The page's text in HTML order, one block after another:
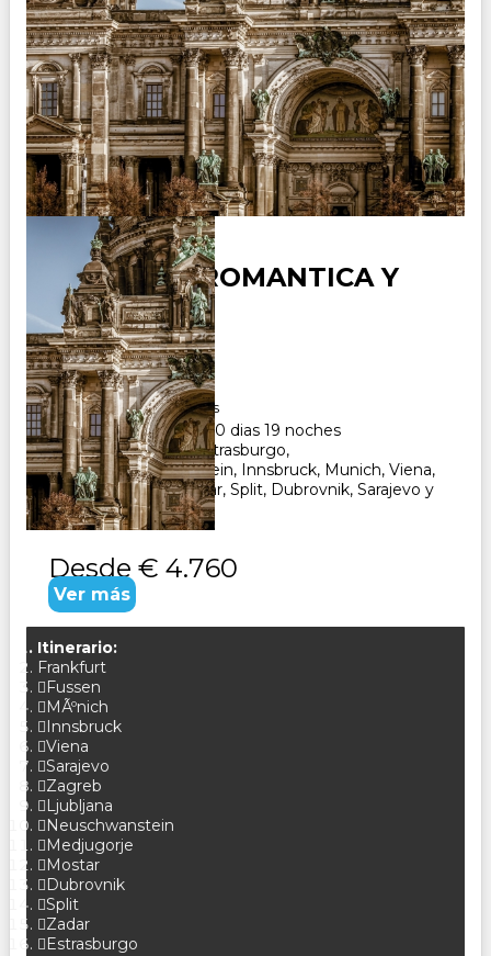
ALEMANIA ROMANTICA Y
BALCANES
Duración:
20Días19Noches
Paquete Turistico de 20 dias 19 noches
Visitando Frankfurt, Estrasburgo,
Fussen, Neuschwanstein, Innsbruck, Munich, Viena,
Ljubljana, Opatija, Zadar, Split, Dubrovnik, Sarajevo y
Zagreb. CONSULTAR
Desde € 4.760
Ver más
Itinerario:
Frankfurt
Fussen
MÃºnich
Innsbruck
Viena
Sarajevo
Zagreb
Ljubljana
Neuschwanstein
Medjugorje
Mostar
Dubrovnik
Split
Zadar
Estrasburgo